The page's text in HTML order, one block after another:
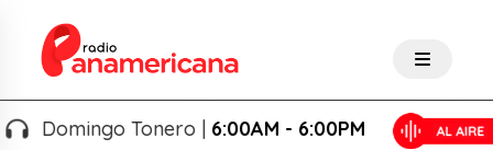
Tonero |6:00AM - 6:00PM